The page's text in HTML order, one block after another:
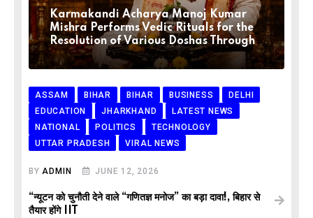
Karmakandi Acharya Manoj Kumar
Mishra Performs Vedic Rituals for the
Resolution of Various Doshas Through
ASSAM BIHAR BIHAR BUSINESS
DELHI
EDUCATION
JHARKHAND
LATEST NEWS
NATIONAL
POLITICS
TECHNOLOGY
UTTAR PRADESH
VIRAL NEWS
BYADMIN JUNE 12, 2026
“न्यूटन को चुनौती देने वाले “गणितज्ञ मनोज” का बड़ा दावा!, बिहार से
तैयार होंगे IIT